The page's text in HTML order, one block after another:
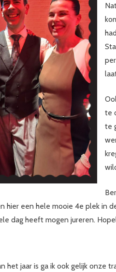
te
te
hier een hele mooie 4e plek in
dag heeft mogen jureren.
het jaar is ga ik ook gelijk onze